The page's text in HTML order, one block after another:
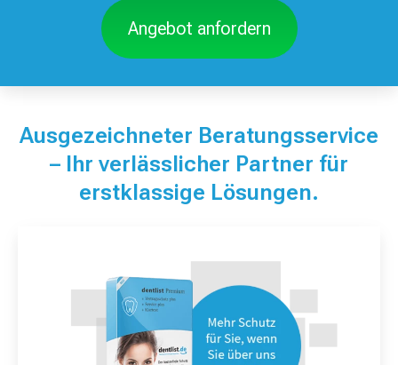
Angebot anfordern
Ausgezeichneter Beratungsservice
– Ihr verlässlicher Partner für
erstklassige Lösungen.